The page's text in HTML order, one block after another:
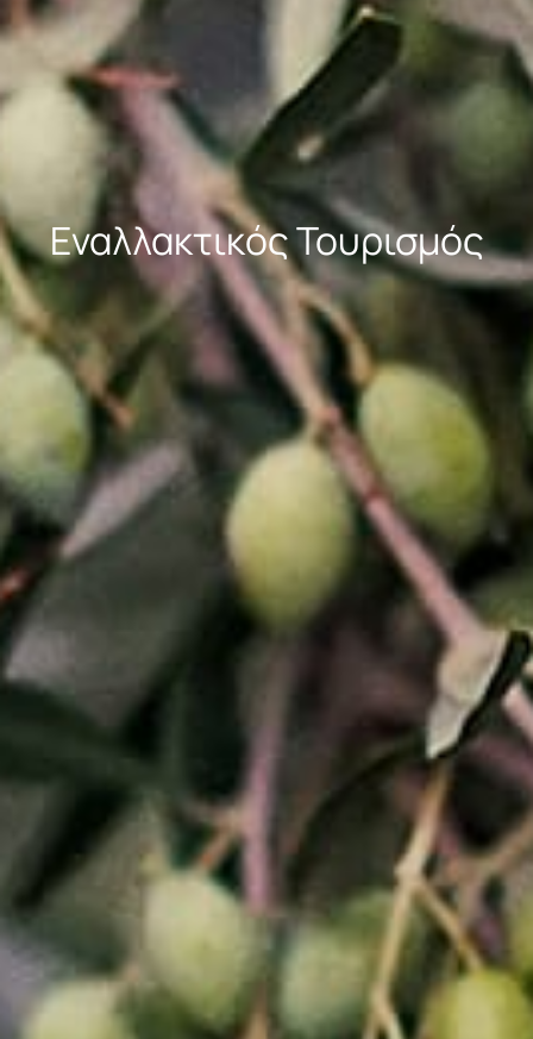
Εναλλακτικός Τουρισμός